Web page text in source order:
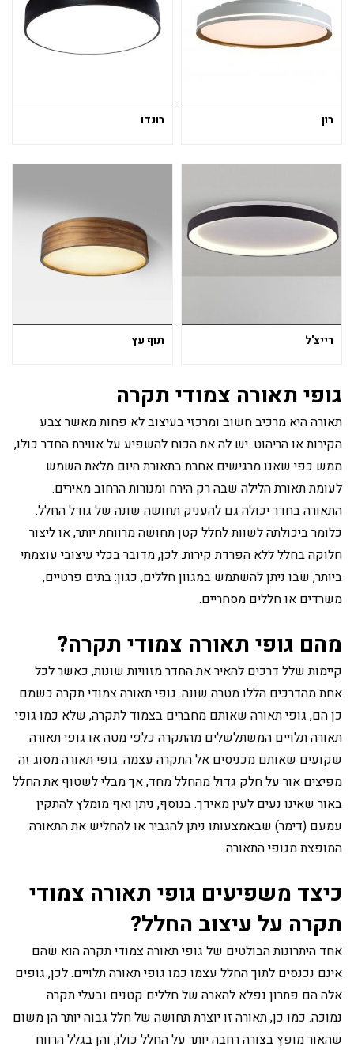
רון רונדו
רייצ'ל תוף עץ
גופי תאורה צמודי תקרה
תאורה היא מרכיב חשוב ומרכזי בעיצוב לא פחות מאשר צבע
הקירות או הריהוט. יש לה את הכוח להשפיע על אווירת החדר כולו,
ממש כפי שאנו מרגישים אחרת בתאורת היום מלאת השמש
לעומת תאורת הלילה שבה רק הירח ומנורות הרחוב מאירים.
התאורה בחדר יכולה גם להעניק תחושה שונה של גודל החלל.
כלומר ביכולתה לשוות לחלל קטן תחושה מרווחת יותר, או ליצור
חלוקה בחלל ללא הפרדת קירות. לכן, מדובר בכלי עיצובי עוצמתי
ביותר, שבו ניתן להשתמש במגוון חללים, כגון: בתים פרטיים,
משרדים או חללים מסחריים.
מהם גופי תאורה צמודי תקרה?
קיימות שלל דרכים להאיר את החדר מזוויות שונות, כאשר לכל
אחת מהדרכים הללו מטרה שונה. גופי תאורה צמודי תקרה כשמם
כן הם, גופי תאורה שאותם מחברים בצמוד לתקרה, שלא כמו גופי
תאורה תלויים המשתלשלים מהתקרה כלפי מטה או גופי תאורה
שקועים שאותם מכניסים אל התקרה עצמה. גופי תאורה מסוג זה
מפיצים אור על חלק גדול מהחלל מחד, אך מבלי לשטוף את החלל
באור שאינו נעים לעין מאידך. בנוסף, ניתן ואף מומלץ להתקין
עמעם (דימר) שבאמצעותו ניתן להגביר או להחליש את התאורה
המופצת מגופי התאורה.
כיצד משפיעים גופי תאורה צמודי
תקרה על עיצוב החלל?
אחד היתרונות הבולטים של גופי תאורה צמודי תקרה הוא שהם
אינם נכנסים לתוך החלל עצמו כמו גופי תאורה תלויים. לכן, גופים
אלה הם פתרון נפלא להארה של חללים קטנים ובעלי תקרה
נמוכה. כמו כן, תאורה זו יוצרת תחושה של חלל גבוה יותר הן משום
שהאור מופץ בצורה רחבה יותר על החלל כולו, והן בגלל הרווח